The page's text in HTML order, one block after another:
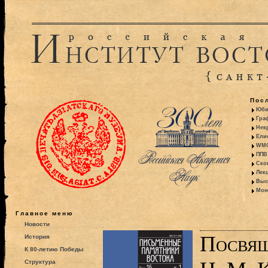
ППВ
Главное меню
Новости
История
К 80-летию Победы
Структура